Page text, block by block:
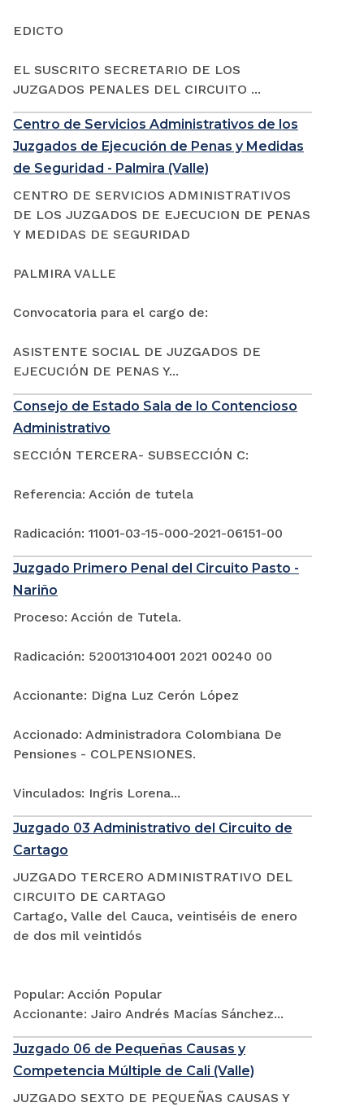
EDICTO
EL SUSCRITO SECRETARIO DE LOS
JUZGADOS PENALES DEL CIRCUITO ...
Centro de Servicios Administrativos de los
Juzgados de Ejecución de Penas y Medidas
de Seguridad - Palmira (Valle)
CENTRO DE SERVICIOS ADMINISTRATIVOS
DE LOS JUZGADOS DE EJECUCION DE PENAS
Y MEDIDAS DE SEGURIDAD
PALMIRA VALLE
Convocatoria para el cargo de:
ASISTENTE SOCIAL DE JUZGADOS DE
EJECUCIÓN DE PENAS Y...
Consejo de Estado Sala de lo Contencioso
Administrativo
SECCIÓN TERCERA- SUBSECCIÓN C:
Referencia: Acción de tutela
Radicación: 11001-03-15-000-2021-06151-00
Juzgado Primero Penal del Circuito Pasto -
Nariño
Proceso: Acción de Tutela.
Radicación: 520013104001 2021 00240 00
Accionante: Digna Luz Cerón López
Accionado: Administradora Colombiana De
Pensiones - COLPENSIONES.
Vinculados: Ingris Lorena...
Juzgado 03 Administrativo del Circuito de
Cartago
JUZGADO TERCERO ADMINISTRATIVO DEL
CIRCUITO DE CARTAGO
Cartago, Valle del Cauca, veintiséis de enero
de dos mil veintidós
Popular: Acción Popular
Accionante: Jairo Andrés Macías Sánchez...
Juzgado 06 de Pequeñas Causas y
Competencia Múltiple de Cali (Valle)
JUZGADO SEXTO DE PEQUEÑAS CAUSAS Y